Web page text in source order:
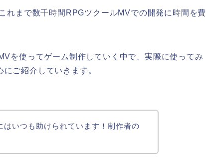
れまで数千時間RPGツクールMVでの開発に時間を費
を使ってゲーム制作していく中で、実際に使ってみ
ご紹介していきます。
はいつも助けられています！制作者の